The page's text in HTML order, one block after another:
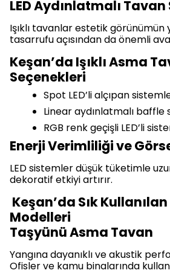
LED Aydınlatmalı
Işıklı tavanlar estetik görünümün
tasarrufu açısından da önemli
Keşan’da Işıklı Asma
Seçenekleri
Spot LED’li alçıpan
Linear aydınlatmalı baffle
RGB renk geçişli LED’li
Enerji Verimliliği ve
LED sistemler düşük tüketimle
dekoratif etkiyi artırır.
Keşan’da Sık
Modelleri
Taşyünü Asma Tavan
Yangına dayanıklı ve akustik
Ofisler ve kamu binalarında